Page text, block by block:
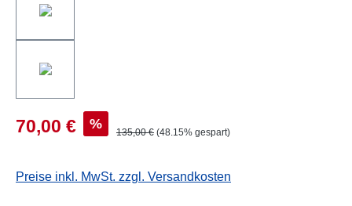
70,00 € %
135,00 € (48.15% gespart)
Preise inkl. MwSt. zzgl. Versandkosten